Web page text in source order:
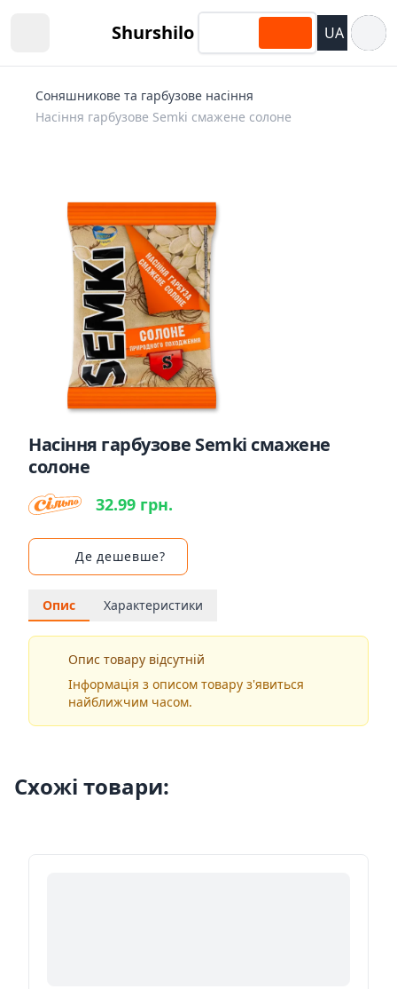
Shurshilo UA
Соняшникове та гарбузове насіння
Насіння гарбузове Semki смажене солоне
Насіння гарбузове Semki смажене
солоне
32.99 грн.
Де дешевше?
Опис Характеристики
Опис товару відсутній
Інформація з описом товару з'явиться
найближчим часом.
Схожі товари: